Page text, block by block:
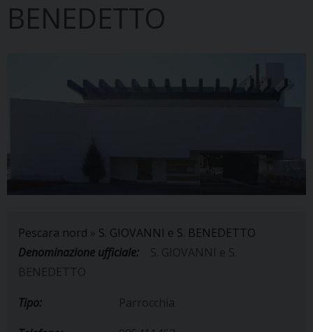
BENEDETTO
Pescara nord » S. GIOVANNI e S. BENEDETTO
Denominazione ufficiale:
S. GIOVANNI e S.
BENEDETTO
Tipo:
Parrocchia